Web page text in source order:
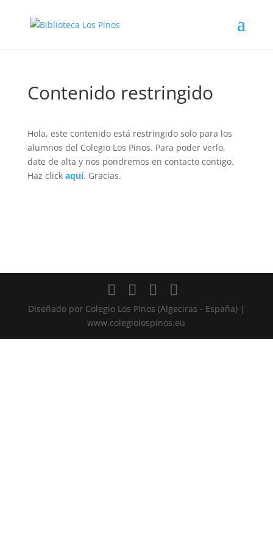
Contenido restringido
Hola, este contenido está restringido solo para los
alumnos del Colegio Los Pinos. Para poder verlo,
date de alta y nos pondremos en contacto contigo.
Haz click aquí. Gracias.
DIseñado por Colegio Los Pinos (Algeciras - España) |
www.colegiolospinos.eu